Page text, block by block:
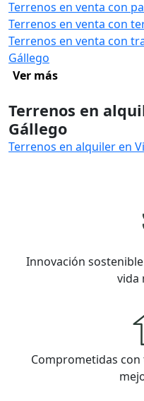
Terrenos en venta con
Terrenos en venta con
Terrenos en venta con
Gállego
Ver más
Terrenos en
Gállego
Terrenos en alquiler en
Innovación
vida
Comprometidas